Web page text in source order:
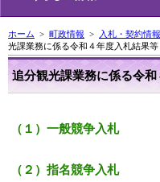
ホーム > 町政情報 > 入札・契約情報
光課業務に係る令和４年度入札結果等
追分観光課業務に係る令
（１）一般競争入札
（２）指名競争入札